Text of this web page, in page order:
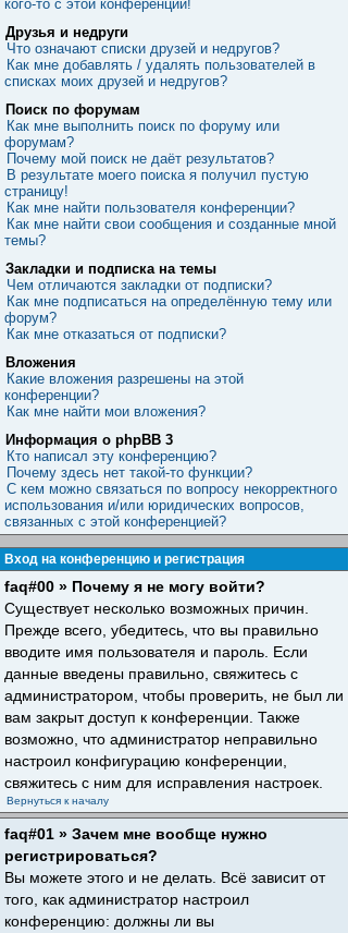
кого-то с этой конференции!
Друзья и недруги
Что означают списки друзей и недругов?
Как мне добавлять / удалять пользователей в
списках моих друзей и недругов?
Поиск по форумам
Как мне выполнить поиск по форуму или
форумам?
Почему мой поиск не даёт результатов?
В результате моего поиска я получил пустую
страницу!
Как мне найти пользователя конференции?
Как мне найти свои сообщения и созданные мной
темы?
Закладки и подписка на темы
Чем отличаются закладки от подписки?
Как мне подписаться на определённую тему или
форум?
Как мне отказаться от подписки?
Вложения
Какие вложения разрешены на этой
конференции?
Как мне найти мои вложения?
Информация о phpBB 3
Кто написал эту конференцию?
Почему здесь нет такой-то функции?
С кем можно связаться по вопросу некорректного
использования и/или юридических вопросов,
связанных с этой конференцией?
Вход на конференцию и регистрация
faq#00 » Почему я не могу войти?
Существует несколько возможных причин.
Прежде всего, убедитесь, что вы правильно
вводите имя пользователя и пароль. Если
данные введены правильно, свяжитесь с
администратором, чтобы проверить, не был ли
вам закрыт доступ к конференции. Также
возможно, что администратор неправильно
настроил конфигурацию конференции,
свяжитесь с ним для исправления настроек.
Вернуться к началу
faq#01 » Зачем мне вообще нужно
регистрироваться?
Вы можете этого и не делать. Всё зависит от
того, как администратор настроил
конференцию: должны ли вы